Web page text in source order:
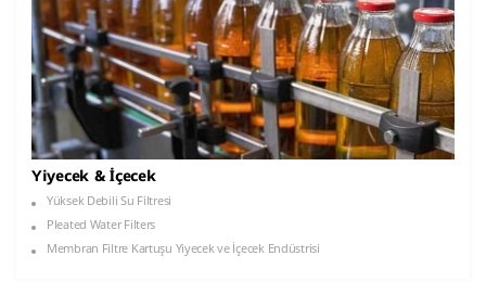
Yiyecek & İçecek
Yüksek Debili Su Filtresi
Pleated Water Filters
Membran Filtre Kartuşu Yiyecek ve İçecek Endüstrisi